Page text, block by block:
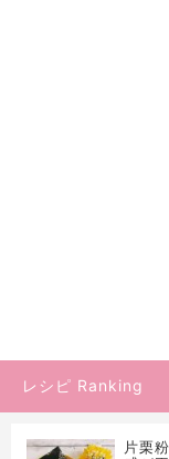
レシピ Ranking
片栗